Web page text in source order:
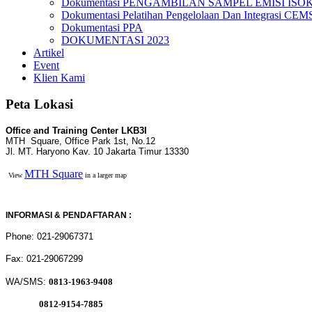
Dokumentasi Pelatihan Pengelolaan Dan Integrasi
Dokumentasi PPA
DOKUMENTASI 2023
Artikel
Event
Klien Kami
Peta Lokasi
Office and Training Center LKB3I
MTH Square, Office Park 1st, No.12
Jl. MT. Haryono Kav. 10 Jakarta Timur 13330
View MTH Square in a larger map
INFORMASI & PENDAFTARAN :
Phone: 021-29067371
Fax: 021-29067299
WA/SMS: 0813-1963-9408
0812-9154-7885